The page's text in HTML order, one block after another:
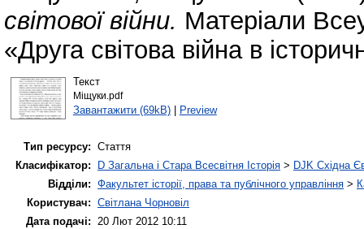
світової війни. Матеріали
«Друга світова війна в
Текст
Міщуки.pdf
Завантажити (69kB)| Preview
Тип ресурсу: Стаття
Класифікатор:
D Загальна і Стара Всесвітня Історія > DJK Східна
Відділи: Факультет історії, права та публічного управління >
Користувач: Світлана Чорновіл
Дата подачі: 20 Лют 2012 10:11